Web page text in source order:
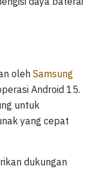
oleh Samsung
Android 15.
untuk
yang cepat
dukungan